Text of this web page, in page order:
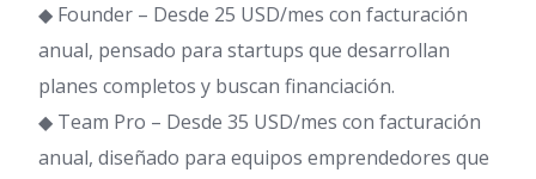
◆ Founder – Desde 25 USD/mes con facturación
anual, pensado para startups que desarrollan
planes completos y buscan financiación.
◆ Team Pro – Desde 35 USD/mes con facturación
anual, diseñado para equipos emprendedores que